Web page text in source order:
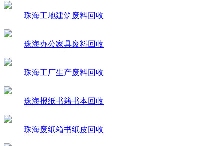
珠海工地建筑废料回收
珠海办公家具废料回收
珠海工厂生产废料回收
珠海报纸书籍书本回收
珠海废纸箱书纸皮回收